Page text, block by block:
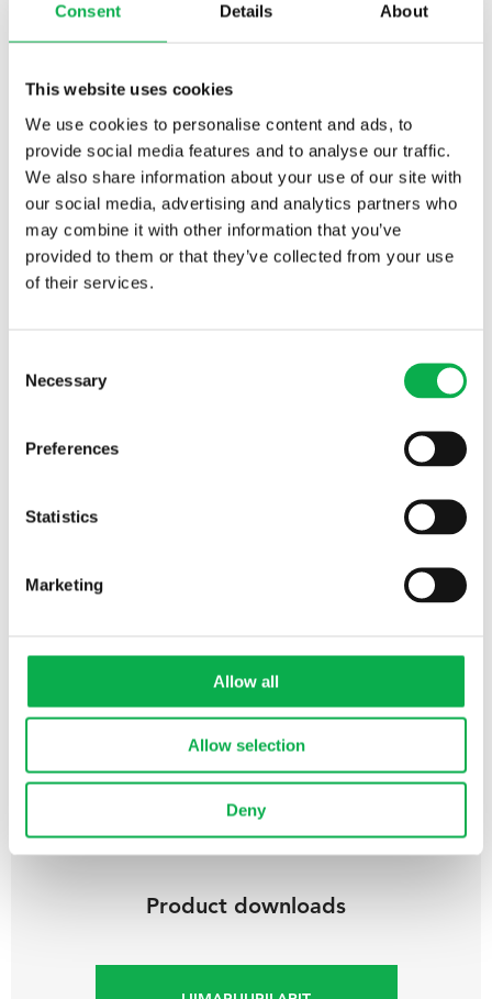
Consent Details About
This website uses cookies
We use cookies to personalise content and ads, to
provide social media features and to analyse our traffic.
We also share information about your use of our site with
our social media, advertising and analytics partners who
may combine it with other information that you’ve
provided to them or that they’ve collected from your use
of their services.
Selection
Necessary
Preferences
Statistics
Marketing
Allow all
Allow selection
Deny
Liimapuupilarit
See all products
Product downloads